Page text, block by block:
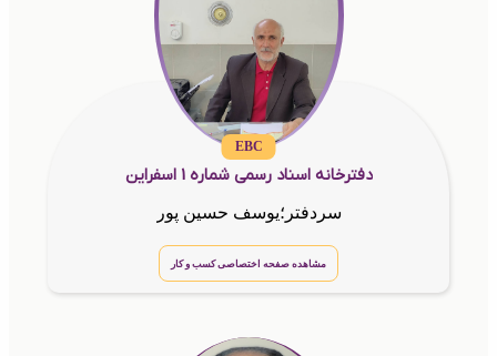
EBC
دفترخانه اسناد رسمی شماره 1 اسفراین
سردفتر؛یوسف حسین پور
مشاهده صفحه اختصاصی کسب و کار